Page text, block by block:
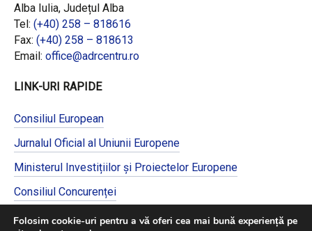
Alba Iulia, Județul Alba
Tel: (+40) 258 – 818616
Fax: (+40) 258 – 818613
Email: office@adrcentru.ro
LINK-URI RAPIDE
Consiliul European
Jurnalul Oficial al Uniunii Europene
Ministerul Investițiilor și Proiectelor Europene
Consiliul Concurenței
programe cofinanțate de Uniunea Europeană,
Folosim cookie-uri pentru a vă oferi cea mai bună experiență pe